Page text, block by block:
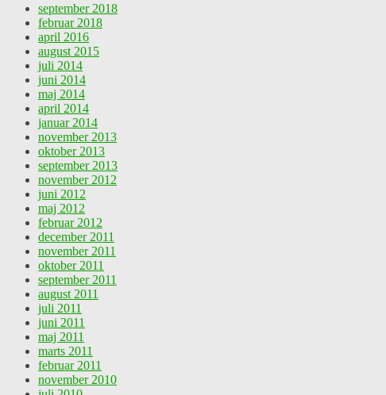
september 2018
februar 2018
april 2016
august 2015
juli 2014
juni 2014
maj 2014
april 2014
januar 2014
november 2013
oktober 2013
september 2013
november 2012
juni 2012
maj 2012
februar 2012
december 2011
november 2011
oktober 2011
september 2011
august 2011
juli 2011
juni 2011
maj 2011
marts 2011
februar 2011
november 2010